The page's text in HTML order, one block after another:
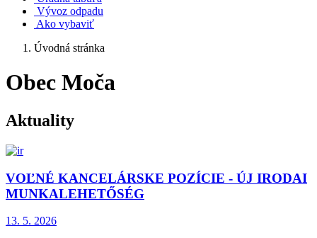
Vývoz odpadu
Ako vybaviť
Úvodná stránka
Obec Moča
Aktuality
VOĽNÉ KANCELÁRSKE POZÍCIE - ÚJ IRODAI
MUNKALEHETŐSÉG
13. 5. 2026